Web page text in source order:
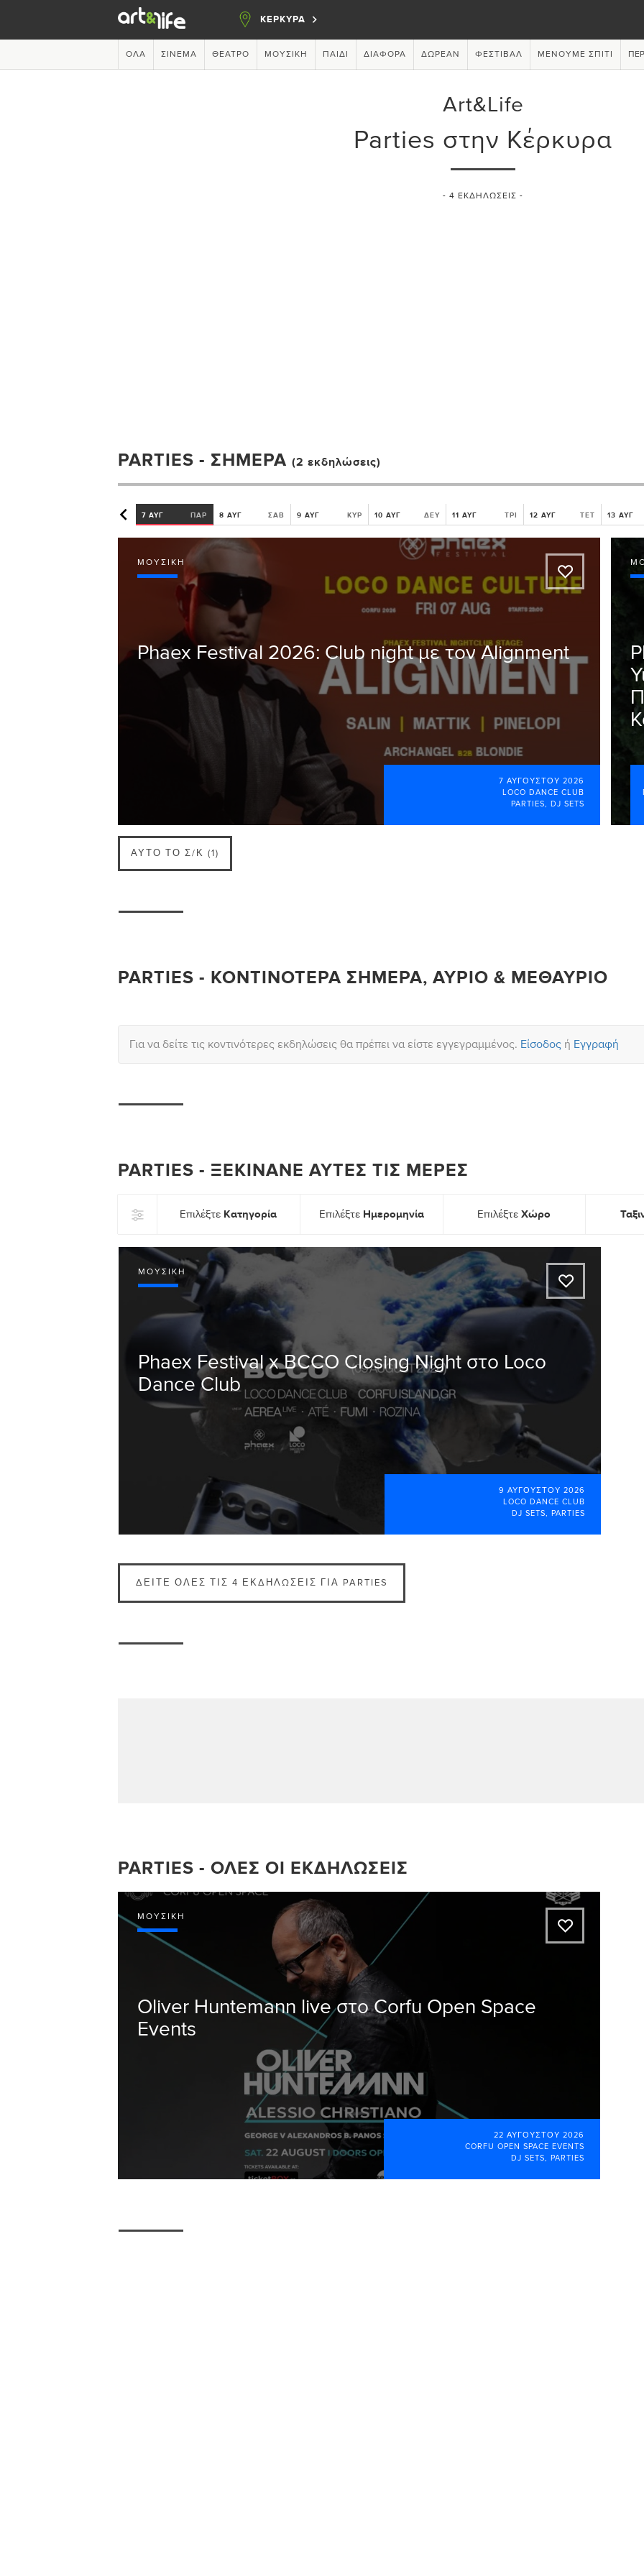
ΚΕΡΚΥΡΑ
ΌΛΑ ΣΙΝΕΜΆ ΘΈΑΤΡΟ ΜΟΥΣΙΚΉ ΠΑΙΔΊ ΔΙΆΦΟΡΑ ΔΩΡΕΆΝ ΦΕΣΤΙΒΆΛ ΜΈΝΟΥΜΕ ΣΠΊΤΙ
Art&Life
Parties στην Κέρκυρα
- 4 ΕΚΔΗΛΏΣΕΙΣ -
PARTIES - ΣΉΜΕΡΑ (2 εκδηλώσεις)
7 ΑΥΓ ΠΑΡ 8 ΑΥΓ ΣΑΒ 9 ΑΥΓ ΚΥΡ 10 ΑΥΓ ΔΕΥ 11 ΑΥΓ ΤΡΙ 12 ΑΥΓ ΤΕΤ 13 ΑΥΓ
ΜΟΥΣΙΚΉ
A
Phaex Festival 2026: Club night με τον Alignment
7 ΑΥΓΟΎΣΤΟΥ 2026
LOCO DANCE CLUB
PARTIES
DJ SETS
ΑΥΤΌ ΤΟ Σ/Κ (1)
PARTIES - ΚΟΝΤΙΝΌΤΕΡΑ ΣΉΜΕΡΑ, ΑΎΡΙΟ & ΜΕΘΑΎΡΙΟ
Για να δείτε τις κοντινότερες εκδηλώσεις θα πρέπει να είστε εγγεγραμμένος. Είσοδος ή Εγγραφή
PARTIES - ΞΕΚΙΝΆΝΕ ΑΥΤΈΣ ΤΙΣ ΜΈΡΕΣ
Επιλέξτε Κατηγορία Επιλέξτε Ημερομηνία ΕπιλέξτεΧώρο
ΜΟΥΣΙΚΉ
A
Phaex Festival x BCCO Closing Night στο Loco
Dance Club
9 ΑΥΓΟΎΣΤΟΥ 2026
LOCO DANCE CLUB
DJ SETS
PARTIES
ΔΕΊΤΕ ΌΛΕΣ ΤΙΣ 4 ΕΚΔΗΛΏΣΕΙΣ ΓΙΑ PARTIES
PARTIES - ΌΛΕΣ ΟΙ ΕΚΔΗΛΏΣΕΙΣ
ΜΟΥΣΙΚΉ
A
Oliver Huntemann live στο Corfu Open Space
Events
22 ΑΥΓΟΎΣΤΟΥ 2026
CORFU OPEN SPACE EVENTS
DJ SETS
PARTIES